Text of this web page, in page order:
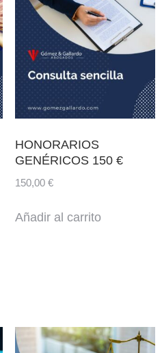
HONORARIOS
GENÉRICOS 150 €
150,00 €
Añadir al carrito